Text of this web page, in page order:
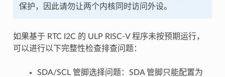
保护，因此请勿让两个内核同时访问外设。
如果基于 RTC I2C 的 ULP RISC-V 程序未按预期运行，
可以进行以下完整性检查排查问题：
SDA/SCL 管脚选择问题：SDA 管脚只能配置为